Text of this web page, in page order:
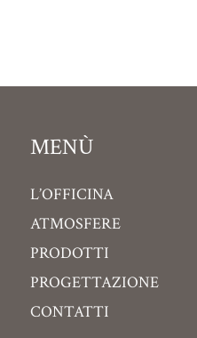
MENÙ
L’OFFICINA
ATMOSFERE
PRODOTTI
PROGETTAZIONE
CONTATTI